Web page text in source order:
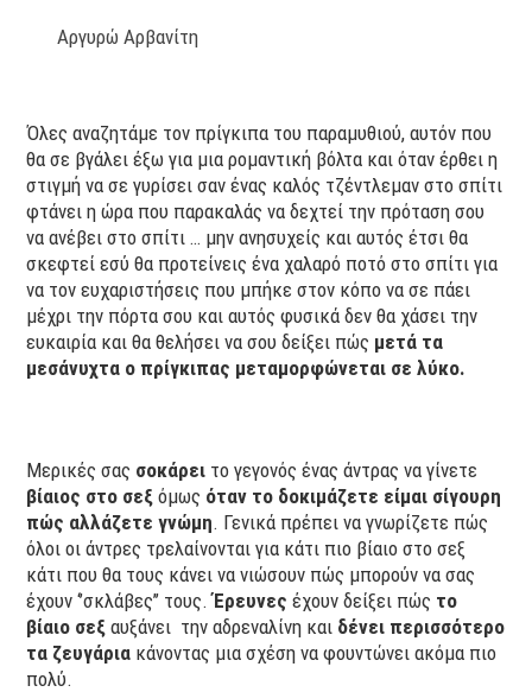
Αργυρώ Αρβανίτη
Όλες αναζητάμε τον πρίγκιπα του παραμυθιού, αυτόν που
θα σε βγάλει έξω για μια ρομαντική βόλτα και όταν έρθει η
στιγμή να σε γυρίσει σαν ένας καλός τζέντλεμαν στο σπίτι
φτάνει η ώρα που παρακαλάς να δεχτεί την πρόταση σου
να ανέβει στο σπίτι … μην ανησυχείς και αυτός έτσι θα
σκεφτεί εσύ θα προτείνεις ένα χαλαρό ποτό στο σπίτι για
να τον ευχαριστήσεις που μπήκε στον κόπο να σε πάει
μέχρι την πόρτα σου και αυτός φυσικά δεν θα χάσει την
ευκαιρία και θα θελήσει να σου δείξει πώς μετά τα
μεσάνυχτα ο πρίγκιπας μεταμορφώνεται σε λύκο.
Μερικές σας σοκάρει το γεγονός ένας άντρας να γίνετε
βίαιος στο σεξ όμως όταν το δοκιμάζετε είμαι σίγουρη
πώς αλλάζετε γνώμη. Γενικά πρέπει να γνωρίζετε πώς
όλοι οι άντρες τρελαίνονται για κάτι πιο βίαιο στο σεξ
κάτι που θα τους κάνει να νιώσουν πώς μπορούν να σας
έχουν ‘’σκλάβες’’ τους.Έρευνες έχουν δείξει πώς το
βίαιο σεξ αυξάνει την αδρεναλίνη και δένει περισσότερο
τα ζευγάρια κάνοντας μια σχέση να φουντώνει ακόμα πιο
πολύ.